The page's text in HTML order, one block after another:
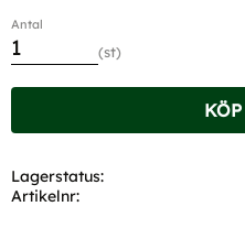
Antal
st
KÖP
Lagerstatus
Artikelnr